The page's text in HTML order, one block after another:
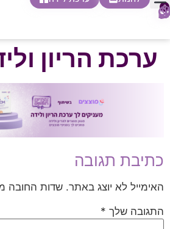
0
ערכת הריון
כתיבת תגובה
האימייל לא יוצג באתר. שדות החובה
התגובה שלך *